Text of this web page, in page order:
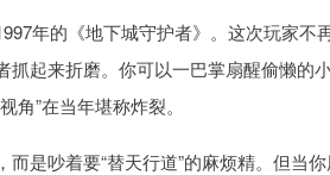
年的《地下城守护者》。这次玩家
抓起来折磨。你可以一巴掌扇醒偷懒的
”在当年堪称炸裂。
而是吵着要“替天行道”的麻烦精。但当